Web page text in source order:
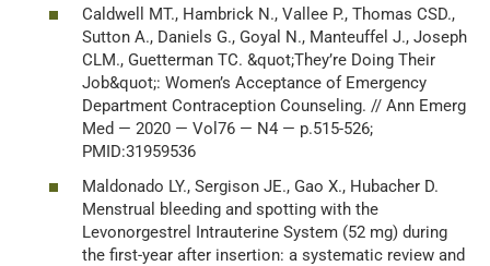
Caldwell MT., Hambrick N., Vallee P., Thomas CSD.,
Sutton A., Daniels G., Goyal N., Manteuffel J., Joseph
CLM., Guetterman TC. &quot;They’re Doing Their
Job&quot;: Women’s Acceptance of Emergency
Department Contraception Counseling. // Ann Emerg
Med — 2020 — Vol76 — N4 — p.515-526;
PMID:31959536
Maldonado LY., Sergison JE., Gao X., Hubacher D.
Menstrual bleeding and spotting with the
Levonorgestrel Intrauterine System (52 mg) during
the first-year after insertion: a systematic review and